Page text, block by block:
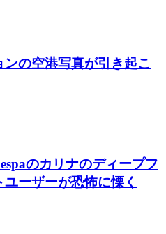
の空港写真が引き起こ
のカリナのディープフ
ーザーが恐怖に慄く